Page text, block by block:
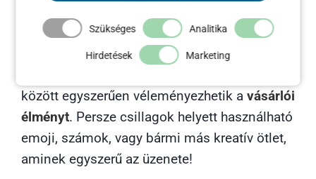
Szükséges Analitika
Hirdetések Marketing
is a pozitív irányba fogja terelni. A
visszajelzést kérő űrlapok egyik speciális
között egyszerűen véleményezhetik a vásárlói
élményt. Persze csillagok helyett használható
emoji, számok, vagy bármi más kreatív ötlet,
aminek egyszerű az üzenete!